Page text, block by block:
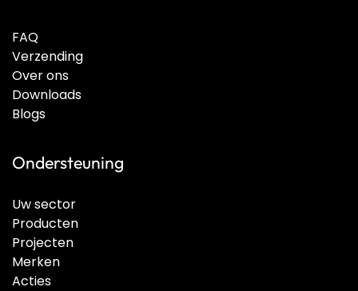
FAQ
Verzending
Over ons
Downloads
Blogs
Ondersteuning
Uw sector
Producten
Projecten
Merken
Acties